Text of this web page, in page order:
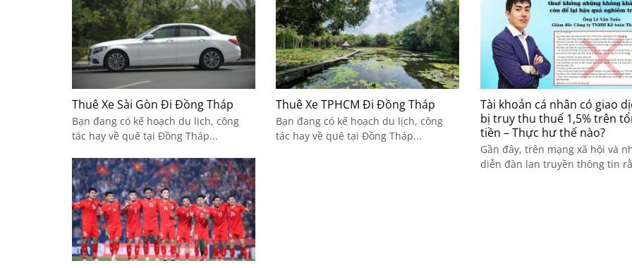
Thuê Xe Sài Gòn Đi Đồng Tháp
Bạn đang có kế hoạch du lịch, công
tác hay về quê tại Đồng Tháp...
Thuê Xe TPHCM Đi Đồng Tháp
Bạn đang có kế hoạch du lịch, công
tác hay về quê tại Đồng Tháp...
Tài khoản cá nhân có giao
bị truy thu thuế 1,5% trên
tiền – Thực hư thế nào?
Gần đây, trên mạng xã hội và
diễn đàn lan truyền thông tin